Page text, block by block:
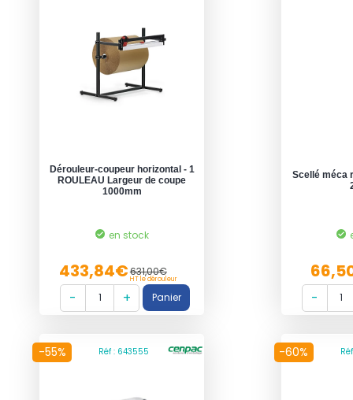
Dérouleur-coupeur horizontal - 1
ROULEAU Largeur de coupe
1000mm
en stock
433,84€631,00€
HT le dérouleur
Scellé méca
-55% Réf : 643555 -60%